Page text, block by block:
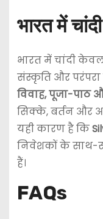
भारत में
भारत में चांदी
संस्कृति और परंपरा
विवाह, पूजा-पाठ
सिक्के, बर्तन और
यही कारण है कि
निवेशकों के साथ-
हैं।
FAQs